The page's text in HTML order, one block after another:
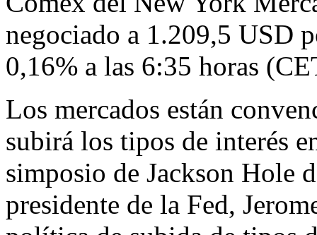
negociado a 1.209,5 USD
0,16% a las 6:35 horas
Los mercados están
subirá los tipos de interés
simposio de Jackson Hole
presidente de la Fed,